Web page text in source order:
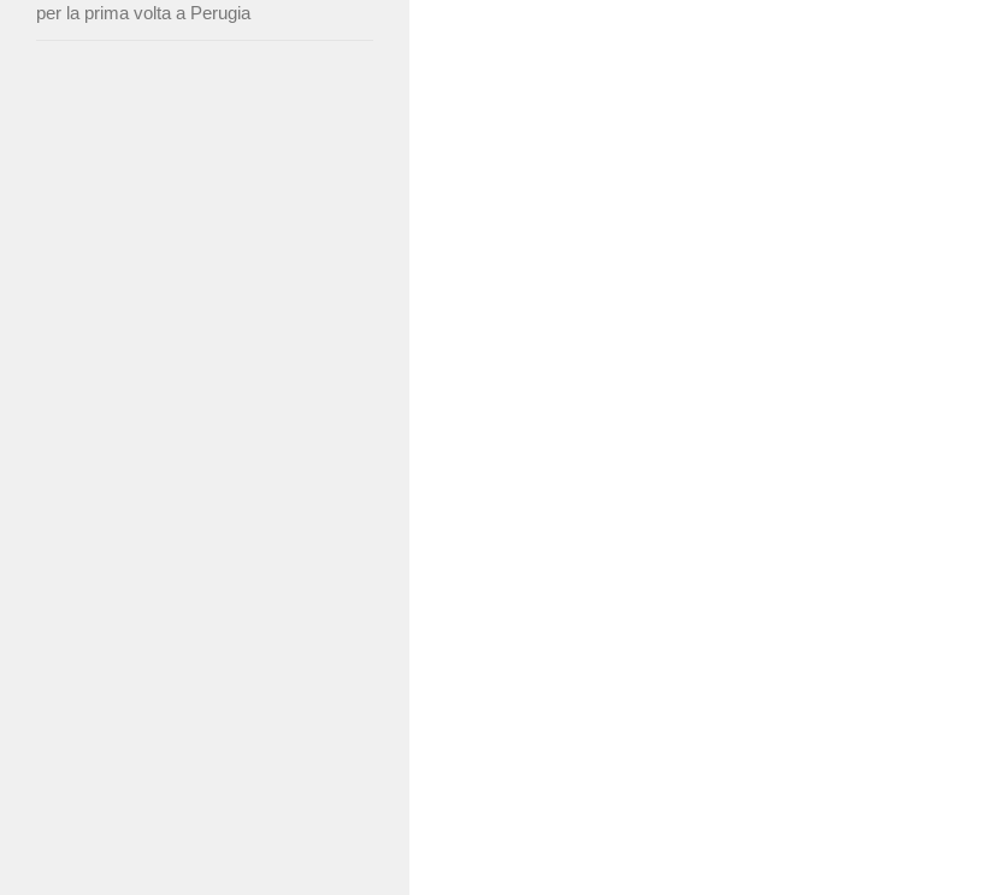
per la prima volta a Perugia